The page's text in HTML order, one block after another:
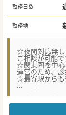
勤務日数
勤務地
☆夜間対応無し
ご相談が可能
☆関東圏を中心
運営のため、
☆最寄駅からも
夜間対応は非